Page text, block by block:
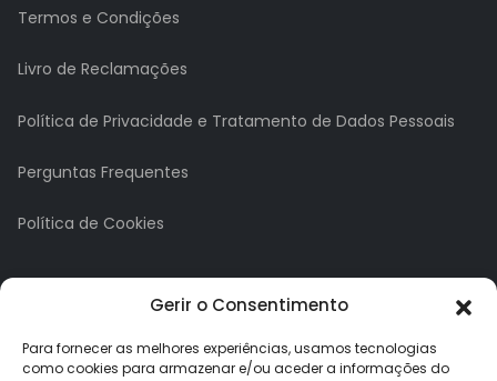
Gerir o Consentimento
Para fornecer as melhores experiências, usamos tecnologias
como cookies para armazenar e/ou aceder a informações do
Termos e Condições
Livro de Reclamações
Política de Privacidade e Tratamento de Dados Pessoais
Perguntas Frequentes
Política de Cookies
A minha conta
A Minha Conta